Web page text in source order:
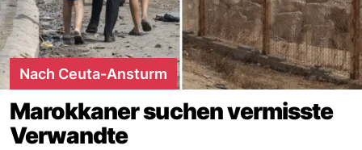
Nach Ceuta-Ansturm
Marokkaner suchen vermisste
Verwandte